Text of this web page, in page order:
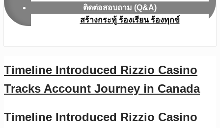
ติดต่อสอบถาม (Q&A)
สร้างกระทู้ ร้องเรียน ร้องทุกข์
Timeline Introduced Rizzio Casino
Tracks Account Journey in Canada
Timeline Introduced Rizzio Casino